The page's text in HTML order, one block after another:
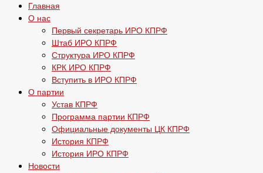
Главная
О нас
Первый секретарь ИРО КПРФ
Штаб ИРО КПРФ
Структура ИРО КПРФ
КРК ИРО КПРФ
Вступить в ИРО КПРФ
О партии
Устав КПРФ
Программа партии КПРФ
Официальные документы ЦК КПРФ
История КПРФ
История ИРО КПРФ
Новости